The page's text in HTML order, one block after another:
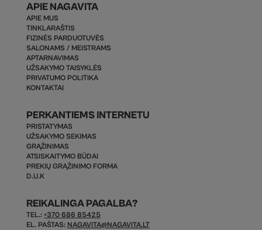
APIE NAGAVITA
APIE MUS
TINKLARAŠTIS
FIZINĖS PARDUOTUVĖS
SALONAMS / MEISTRAMS
APTARNAVIMAS
UŽSAKYMO TAISYKLĖS
PRIVATUMO POLITIKA
KONTAKTAI
PERKANTIEMS INTERNETU
PRISTATYMAS
UŽSAKYMO SEKIMAS
GRĄŽINIMAS
ATSISKAITYMO BŪDAI
PREKIŲ GRĄŽINIMO FORMA
D.U.K
REIKALINGA PAGALBA?
TEL.: +370 686 85425
EL. PAŠTAS: NAGAVITA@NAGAVITA.LT